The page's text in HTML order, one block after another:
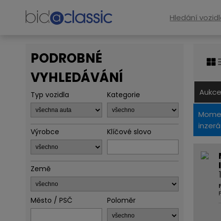
Hledání
PODROBNÉ
VYHLEDÁVÁNÍ
Typ vozidla Kategorie
Výrobce Klíčové slovo
Země
Město / PSČ Poloměr